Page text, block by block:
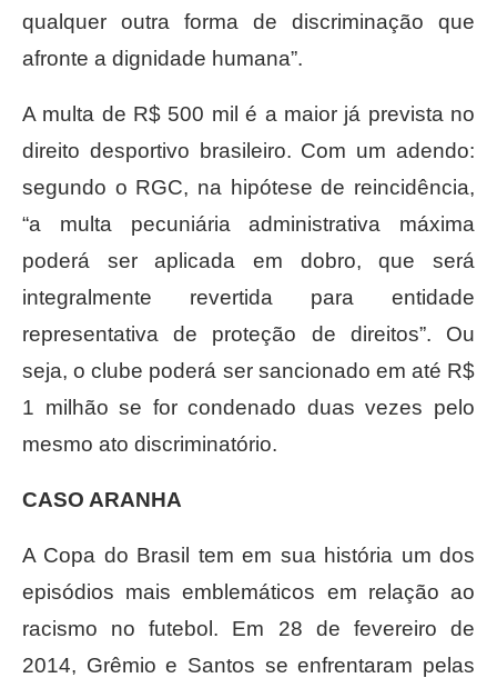
qualquer outra forma de discriminação que
afronte a dignidade humana”.
A multa de R$ 500 mil é a maior já prevista no
direito desportivo brasileiro. Com um adendo:
segundo o RGC, na hipótese de reincidência,
“a multa pecuniária administrativa máxima
poderá ser aplicada em dobro, que será
integralmente revertida para entidade
representativa de proteção de direitos”. Ou
seja, o clube poderá ser sancionado em até R$
1 milhão se for condenado duas vezes pelo
mesmo ato discriminatório.
CASO ARANHA
A Copa do Brasil tem em sua história um dos
episódios mais emblemáticos em relação ao
racismo no futebol. Em 28 de fevereiro de
2014, Grêmio e Santos se enfrentaram pelas